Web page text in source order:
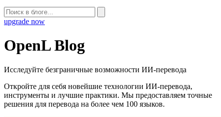
upgrade now
OpenL Blog
Исследуйте безграничные возможности ИИ-перевода
Откройте для себя новейшие технологии ИИ-перевода,
инструменты и лучшие практики. Мы предоставляем точные
решения для перевода на более чем 100 языков.